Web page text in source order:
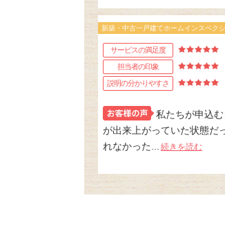
サービスの満足度
担当者の印象
説明の分かりやすさ
新築・中古一戸建てホームインスペク
私たちが申込
が出来上がっていた状態だ
れなかった...
続きを読む